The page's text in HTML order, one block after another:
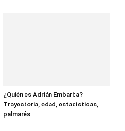
¿Quién es Adrián Embarba?
Trayectoria, edad, estadísticas,
palmarés